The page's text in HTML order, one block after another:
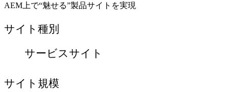
AEM上で“魅せる”製品サイトを実現
サイト種別
サービスサイト
サイト規模